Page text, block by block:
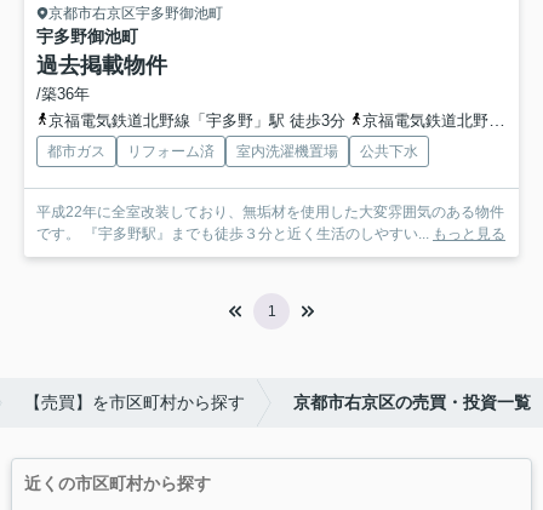
京都市右京区宇多野御池町
宇多野御池町
過去掲載物件
/築36年
京福電気鉄道北野線「宇多野」駅 徒歩3分
京福電気鉄道北野線「御室仁和寺」駅 徒歩5分
都市ガス リフォーム済 室内洗濯機置場 公共下水
平成22年に全室改装しており、無垢材を使用した大変雰囲気のある物件
です。 『宇多野駅』までも徒歩３分と近く生活のしやすい... もっと見る
1
【売買】を市区町村から探す 京都市右京区の売買・投資一覧
近くの市区町村から探す